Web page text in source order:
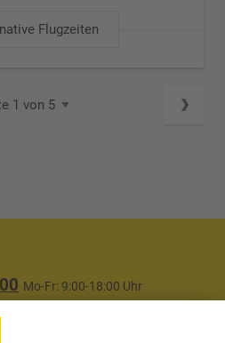
Flugzeiten
1 von 5
Mo-Fr: 9:00-18:00 Uhr